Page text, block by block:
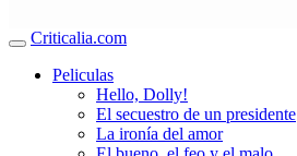
Criticalia.com
Peliculas
Hello, Dolly!
El secuestro de un presidente
La ironía del amor